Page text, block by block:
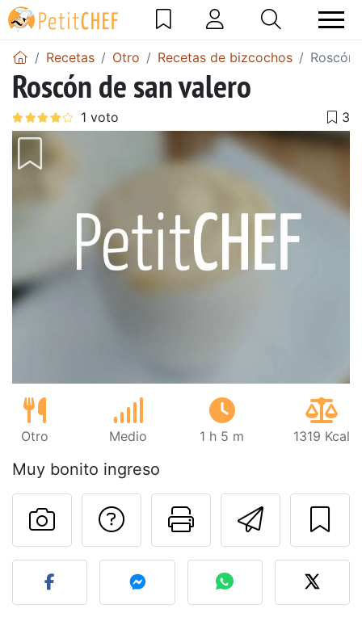
Recetas Otro Recetas de bizcochos Roscón
Roscón de san valero
Otro Medio 1 h 5 m 1319 Kcal
Muy bonito ingreso
Imprimir
Preguntar al autor
Publicar la foto de esta